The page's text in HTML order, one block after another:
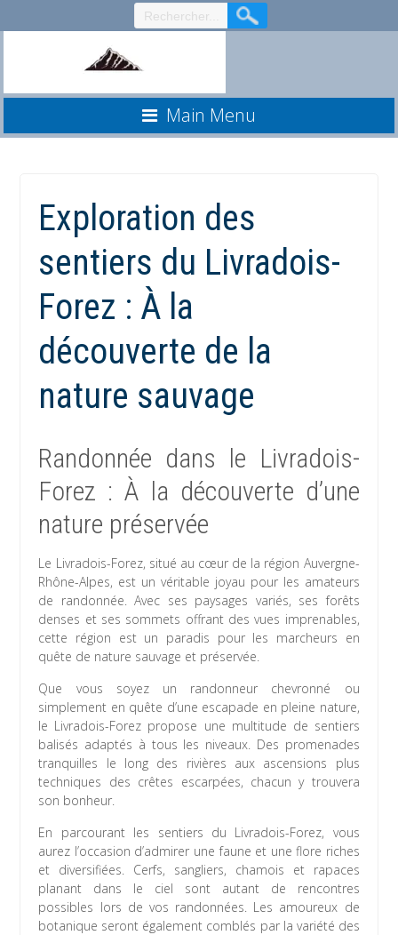
au
Main Menu
Exploration des
sentiers du Livradois-
Forez : À la
découverte de la
nature sauvage
Randonnée dans le Livradois-
Forez : À la découverte d’une
nature préservée
Le Livradois-Forez, situé au cœur de la région Auvergne-
Rhône-Alpes, est un véritable joyau pour les amateurs
de randonnée. Avec ses paysages variés, ses forêts
denses et ses sommets offrant des vues imprenables,
cette région est un paradis pour les marcheurs en
quête de nature sauvage et préservée.
Que vous soyez un randonneur chevronné ou
simplement en quête d’une escapade en pleine nature,
le Livradois-Forez propose une multitude de sentiers
balisés adaptés à tous les niveaux. Des promenades
tranquilles le long des rivières aux ascensions plus
techniques des crêtes escarpées, chacun y trouvera
son bonheur.
En parcourant les sentiers du Livradois-Forez, vous
aurez l’occasion d’admirer une faune et une flore riches
et diversifiées. Cerfs, sangliers, chamois et rapaces
planant dans le ciel sont autant de rencontres
possibles lors de vos randonnées. Les amoureux de
botanique seront également comblés par la variété des